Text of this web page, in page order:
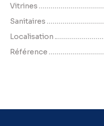
Vitrines
Sanitaires
Localisation
Référence